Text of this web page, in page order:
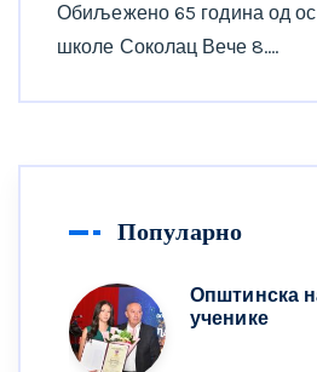
Обиљежено 65 година од
школе Соколац Вече 8.…
Популарно
Општинска
ученике